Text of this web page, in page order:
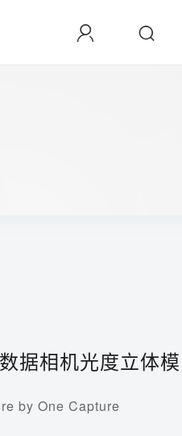
据相机光度立体模
by One Capture